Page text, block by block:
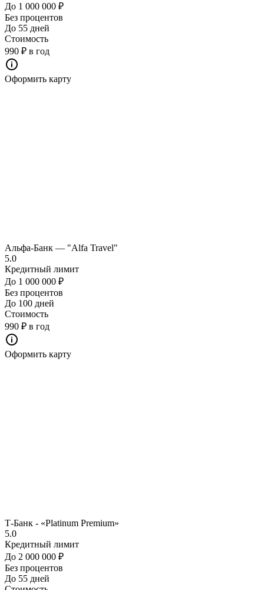
До 1 000 000 ₽
Без процентов
До 55 дней
Стоимость
990 ₽ в год
Оформить карту
Альфа-Банк — "Alfa Travel"
5.0
Кредитный лимит
До 1 000 000 ₽
Без процентов
До 100 дней
Стоимость
990 ₽ в год
Оформить карту
Т-Банк - «Platinum Premium»
5.0
Кредитный лимит
До 2 000 000 ₽
Без процентов
До 55 дней